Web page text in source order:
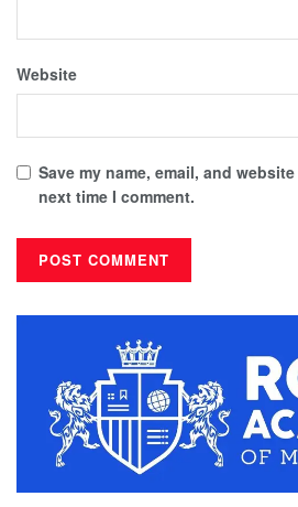
Website
Save my name, email, and
next time I comment.